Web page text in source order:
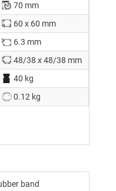
70 mm
60 x 60 mm
6.3 mm
48/38 x 48/38 mm
40 kg
0.12 kg
band